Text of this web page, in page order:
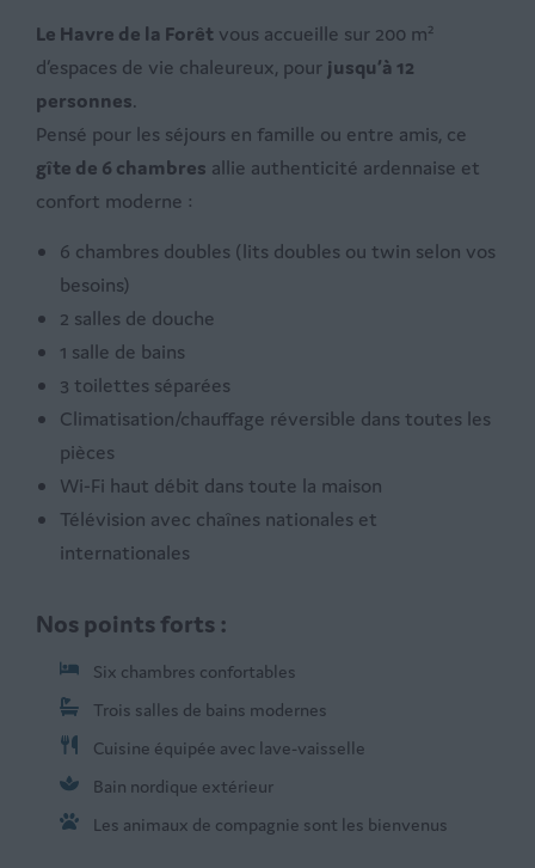
Le Havre de la Forêt vous accueille sur 200 m²
d’espaces de vie chaleureux, pour jusqu’à 12
personnes.
Pensé pour les séjours en famille ou entre amis, ce
gîte de 6 chambres allie authenticité ardennaise et
confort moderne :
6 chambres doubles (lits doubles ou twin selon vos
besoins)
2 salles de douche
1 salle de bains
3 toilettes séparées
Climatisation/chauffage réversible dans toutes les
pièces
Wi-Fi haut débit dans toute la maison
Télévision avec chaînes nationales et
internationales
Nos points forts :
Six chambres confortables
Trois salles de bains modernes
Cuisine équipée avec lave-vaisselle
Bain nordique extérieur
Les animaux de compagnie sont les bienvenus